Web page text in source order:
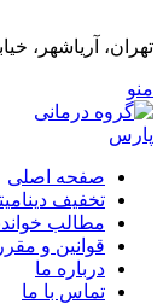
تهران، آریاشهر،
منو
صفحه اصلی
تخفیف
مطالب
قوانین و
درباره ما
تماس با ما